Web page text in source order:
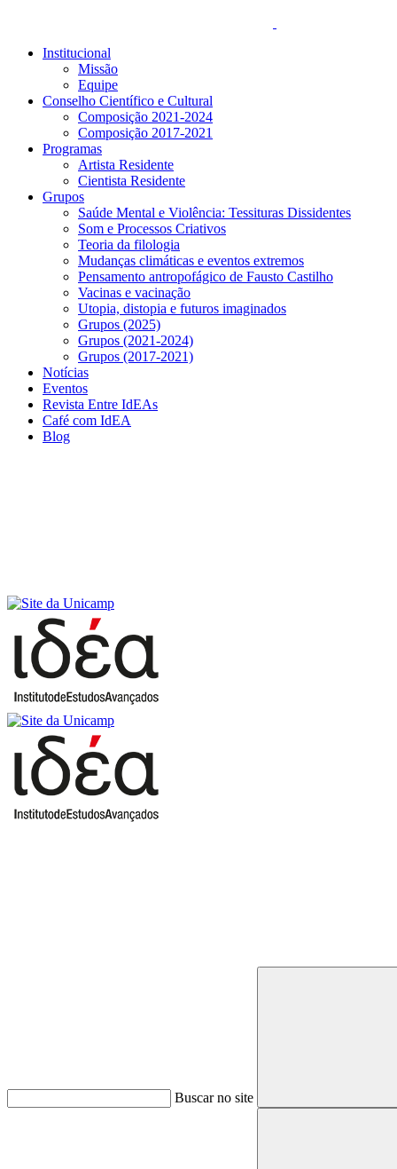
Institucional
Missão
Equipe
Conselho Científico e Cultural
Composição 2021-2024
Composição 2017-2021
Programas
Artista Residente
Cientista Residente
Grupos
Saúde Mental e Violência: Tessituras Dissidentes
Som e Processos Criativos
Teoria da filologia
Mudanças climáticas e eventos extremos
Pensamento antropofágico de Fausto Castilho
Vacinas e vacinação
Utopia, distopia e futuros imaginados
Grupos (2025)
Grupos (2021-2024)
Grupos (2017-2021)
Notícias
Eventos
Revista Entre IdEAs
Café com IdEA
Blog
Buscar no site